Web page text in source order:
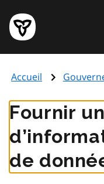
au
contenu
principal
Page
d'accueil
de
Accueil
Fournir
de